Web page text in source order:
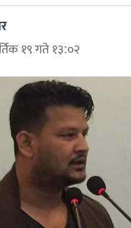
१९ गते १३:०२